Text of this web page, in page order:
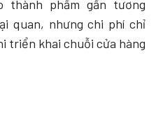
thành phẩm gần tương
quan, nhưng chi phí chỉ
triển khai chuỗi cửa hàng